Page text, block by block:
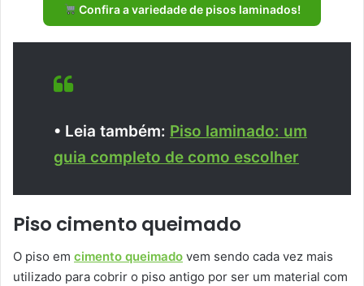
Confira a variedade de pisos laminados!
• Leia também: Piso laminado: um
guia completo de como escolher
Piso cimento queimado
O piso em cimento queimado vem sendo cada vez mais
utilizado para cobrir o piso antigo por ser um material com